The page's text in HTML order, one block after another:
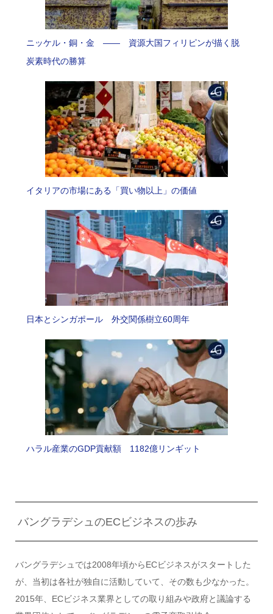
ニッケル・銅・金 —— 資源大国フィリピンが描く脱
炭素時代の勝算
イタリアの市場にある「買い物以上」の価値
日本とシンガポール 外交関係樹立60周年
ハラル産業のGDP貢献額 1182億リンギット
バングラデシュのECビジネスの歩み
バングラデシュでは2008年頃からECビジネスがスタートした
が、当初は各社が独自に活動していて、その数も少なかった。
2015年、ECビジネス業界としての取り組みや政府と議論する